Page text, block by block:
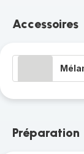
Accessoires
Préparation